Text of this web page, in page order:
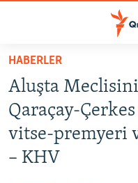
Esas
qaytmaq
Baş
navigatsiyağa
qaytmaq
Qıdıruvğa
HABERLER
SİYASET
İQTİSADİYAT
CEMİYET
HABERLER
Aluşta
Qaraçay-
vitse-premyeri
– KHV